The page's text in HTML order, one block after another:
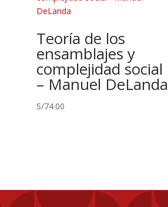
Teoría de los
ensamblajes y
complejidad social
– Manuel DeLanda
S/74.00